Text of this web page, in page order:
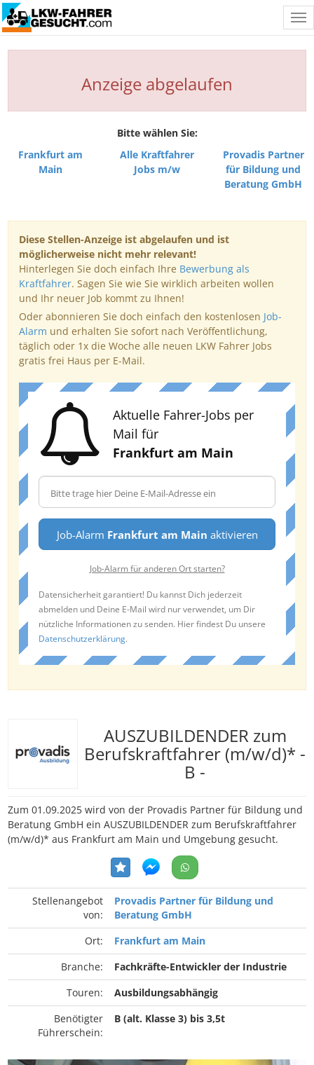
Anzeige abgelaufen
Bitte wählen Sie:
Frankfurt am
Main
Alle Kraftfahrer
Jobs m/w
Provadis Partner
für Bildung und
Beratung GmbH
Diese Stellen-Anzeige ist abgelaufen und ist
möglicherweise nicht mehr relevant!
Hinterlegen Sie doch einfach Ihre Bewerbung als
Kraftfahrer. Sagen Sie wie Sie wirklich arbeiten wollen
und Ihr neuer Job kommt zu Ihnen!
Oder abonnieren Sie doch einfach den kostenlosen Job-
Alarm und erhalten Sie sofort nach Veröffentlichung,
täglich oder 1x die Woche alle neuen LKW Fahrer Jobs
gratis frei Haus per E-Mail.
Aktuelle Fahrer-Jobs per
Mail für
Frankfurt am Main
Job-Alarm Frankfurt am Main aktivieren
Job-Alarm für anderen Ort starten?
Datensicherheit garantiert! Du kannst Dich jederzeit
abmelden und Deine E-Mail wird nur verwendet, um Dir
nützliche Informationen zu senden. Hier findest Du unsere
Datenschutzerklärung.
AUSZUBILDENDER zum
Berufskraftfahrer (m/w/d)* -
B -
Zum 01.09.2025 wird von der Provadis Partner für Bildung und
Beratung GmbH ein AUSZUBILDENDER zum Berufskraftfahrer
(m/w/d)* aus Frankfurt am Main und Umgebung gesucht.
Stellenangebot
von:
Provadis Partner für Bildung und
Beratung GmbH
Ort:
Frankfurt am Main
Branche:
Fachkräfte-Entwickler der Industrie
Touren:
Ausbildungsabhängig
Benötigter
Führerschein:
B (alt. Klasse 3) bis 3,5t